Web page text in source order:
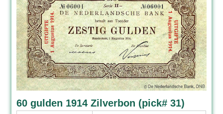
60 gulden 1914 Zilverbon (pick# 31)